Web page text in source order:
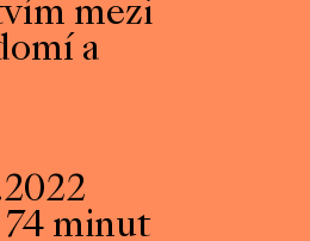
mezi
a
74 minut